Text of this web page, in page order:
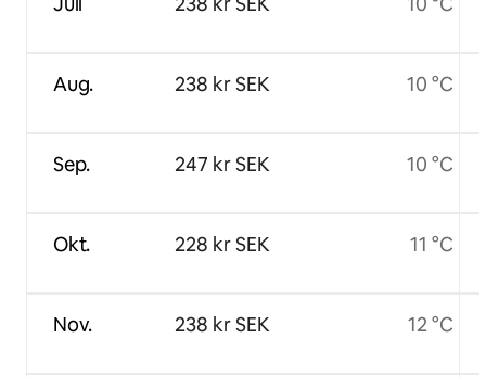
Aug.
Sep.
Okt.
Nov.
238 kr SEK
247 kr SEK
228 kr SEK
238 kr SEK
10 °C
10 °C
11 °C
12 °C